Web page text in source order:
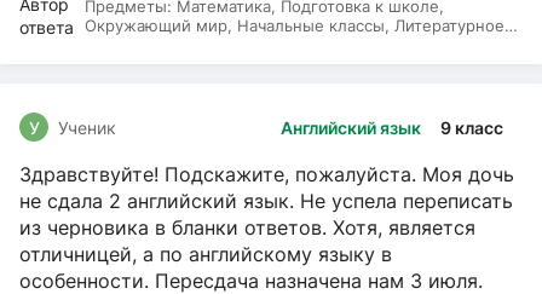
Предметы: Математика, Подготовка к школе,
Окружающий мир, Начальные классы, Литературное
Английский язык 9 класс
У Ученик
Здравствуйте! Подскажите, пожалуйста. Моя дочь
не сдала 2 английский язык. Не успела переписать
из черновика в бланки ответов. Хотя, является
отличницей, а по английскому языку в
особенности. Пересдача назначена нам 3 июля.